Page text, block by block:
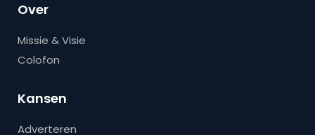
Over
Missie & Visie
Colofon
Kansen
Adverteren